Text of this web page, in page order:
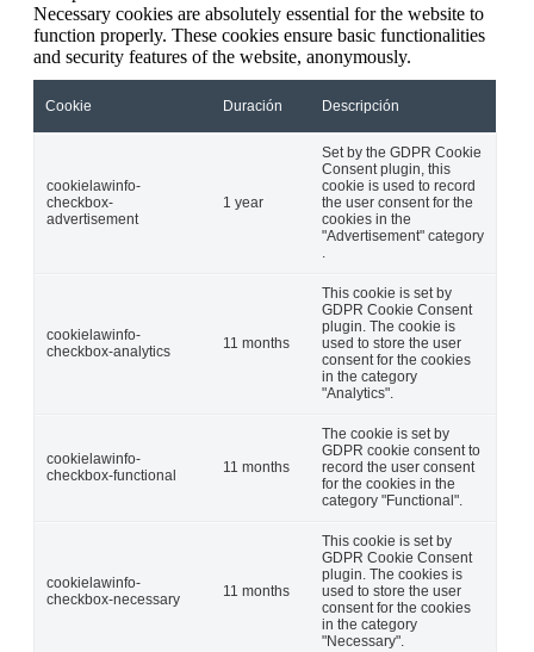
Necessary cookies are absolutely essential for the website to
function properly. These cookies ensure basic functionalities
and security features of the website, anonymously.
Cookie Duración Descripción
cookielawinfo-
checkbox-
advertisement
1 year
Set by the GDPR Cookie
Consent plugin, this
cookie is used to record
the user consent for the
cookies in the
"Advertisement" category
.
cookielawinfo-
checkbox-analytics
11 months
This cookie is set by
GDPR Cookie Consent
plugin. The cookie is
used to store the user
consent for the cookies
in the category
"Analytics".
cookielawinfo-
checkbox-functional
11 months
The cookie is set by
GDPR cookie consent to
record the user consent
for the cookies in the
category "Functional".
cookielawinfo-
checkbox-necessary
11 months
This cookie is set by
GDPR Cookie Consent
plugin. The cookies is
used to store the user
consent for the cookies
in the category
"Necessary".